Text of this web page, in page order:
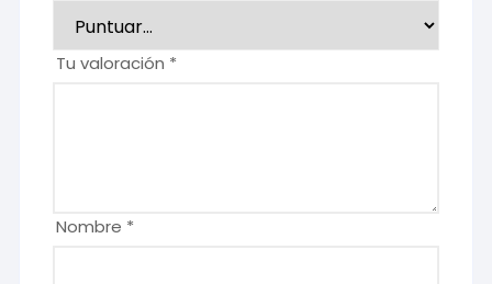
Tu valoración *
Nombre *